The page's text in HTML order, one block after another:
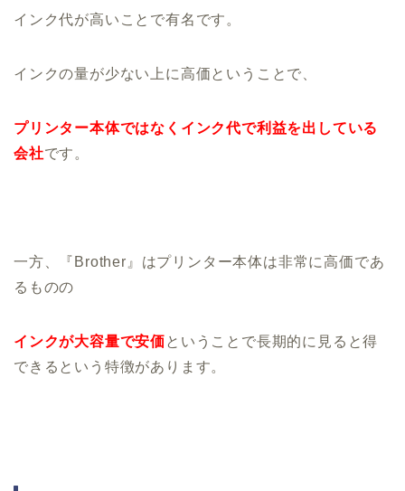
インク代が高いことで有名です。
インクの量が少ない上に高価ということで、
プリンター本体ではなくインク代で利益を出している
会社です。
一方、『Brother』はプリンター本体は非常に高価であ
るものの
インクが大容量で安価ということで長期的に見ると得
できるという特徴があります。